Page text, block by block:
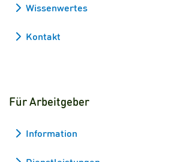
Wissenwertes
Kontakt
Für Arbeitgeber
Information